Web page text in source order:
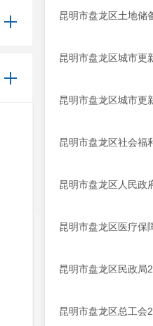
昆明市盘龙区土地储
昆明市盘龙区城市更
昆明市盘龙区城市更
昆明市盘龙区社会福
昆明市盘龙区人民政
昆明市盘龙区医疗保
昆明市盘龙区民政局
昆明市盘龙区总工会